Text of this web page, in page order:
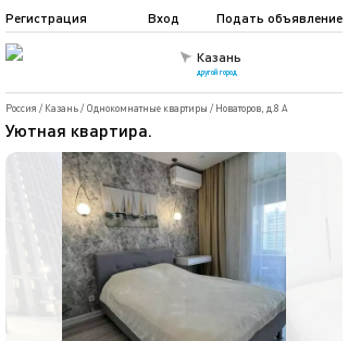
Казань
другой город
Подать объявление
Регистрация Вход
Россия / Казань/ Однокомнатные квартиры / Новаторов, д.8 А
Уютная квартира.